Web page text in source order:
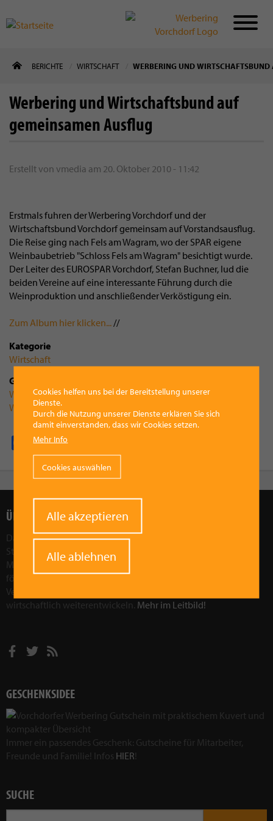
zum
BERICHTE WIRTSCHAFT WERBERING UND
Werbering und Wirtschaftsbund auf
gemeinsamen Ausflug
Erstellt von vmedia am 20. Oktober 2010 - 11:42
Erstmals fuhren der Werbering Vorchdorf und der
Wirtschaftsbund Vorchdorf gemeinsam auf Vorstandsausflug.
Die Reise ging nach Fels am Wagram, wo der SPAR eigene
Weinbaubetrieb "Schloss Fels am Wagram" besichtigt wurde.
Der Leiter des EUROSPAR Vorchdorf, Stefan Buchner, lud die
beiden Vereine auf eine interessante Führung durch die
Weinproduktion und anschließender Verköstigung ein.
Zum Album hier klicken...//
Kategorie
Wirtschaft
Gruppenzugehörigkeit
Werbering Vorchdorf
Wirtschaftsbund Vorchdorf
Facebook
Pinterest
X
ÜBER UNS
Das Ziel des Vorchdorfer Werberings ist, die wirtschaftliche
Stärkung der Region Vorchdorf. Wir wollen die Attraktivität der
Marktgemeinde Vorchdorf als Wirtschaftsfaktor in der Region
fördern und stärken. Durch gezielte Aktionen und
Veranstaltungen wollen wir Vorchdorf sozial, kulturell und
wirtschaftlich weiterentwickeln. Mehr im Leitbild!
GESCHENKSIDEE
Immer ein passendes Geschenk: Gutscheine für Mitarbeiter,
Freunde und Familie! Infos HIER!
SUCHE
Cookies helfen uns bei der Bereitstellung unserer
Dienste.
Durch die Nutzung unserer Dienste erklären Sie sich
damit einverstanden, dass wir Cookies setzen.
Mehr Info
Cookies auswählen
Alle akzeptieren
Alle ablehnen